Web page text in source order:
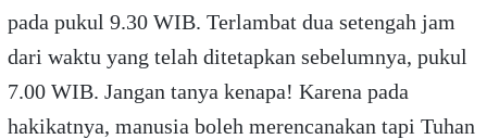
pada pukul 9.30 WIB. Terlambat dua setengah jam
dari waktu yang telah ditetapkan sebelumnya, pukul
7.00 WIB. Jangan tanya kenapa! Karena pada
hakikatnya, manusia boleh merencanakan tapi Tuhan